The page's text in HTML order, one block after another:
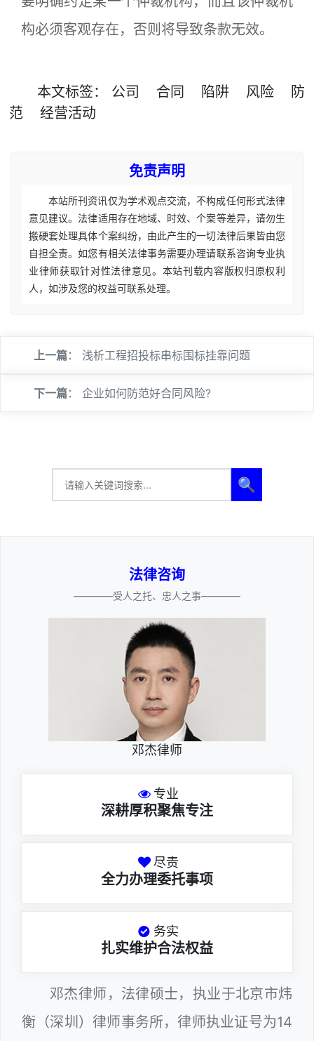
构必须客观存在，否则将导致条款无效。
本文标签： 公司 合同 陷阱 风险
防
范
经营活动
免责声明
本站所刊资讯仅为学术观点交流，不构成任何形式法律
意见建议。法律适用存在地域、时效、个案等差异，请勿生
搬硬套处理具体个案纠纷，由此产生的一切法律后果皆由您
自担全责。如您有相关法律事务需要办理请联系咨询专业执
业律师获取针对性法律意见。本站刊载内容版权归原权利
人，如涉及您的权益可联系处理。
上一篇： 浅析工程招投标串标围标挂靠问题
下一篇： 企业如何防范好合同风险?
🔍
法律咨询
————受人之托、忠人之事————
邓杰律师
专业
深耕厚积聚焦专注
尽责
全力办理委托事项
务实
扎实维护合法权益
邓杰律师，法律硕士，执业于北京市炜
衡（深圳）律师事务所，律师执业证号为14